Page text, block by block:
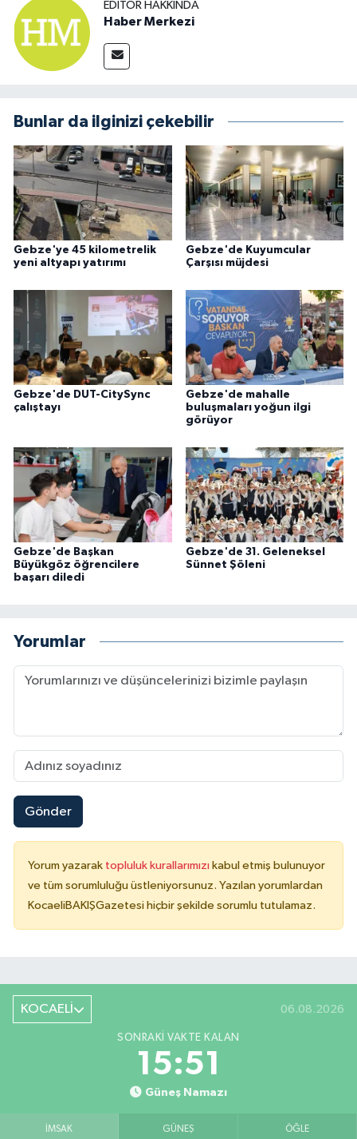
EDITÖR HAKKINDA
Haber Merkezi
Bunlar da ilginizi çekebilir
Gebze'ye 45 kilometrelik
yeni altyapı yatırımı
Gebze'de Kuyumcular
Çarşısı müjdesi
Gebze'de DUT-CitySync
çalıştayı
Gebze'de mahalle
buluşmaları yoğun ilgi
görüyor
Gebze'de Başkan
Büyükgöz öğrencilere
başarı diledi
Gebze'de 31. Geleneksel
Sünnet Şöleni
Yorumlar
Gönder
Yorum yazarak topluluk kurallarımızı kabul etmiş bulunuyor
ve tüm sorumluluğu üstleniyorsunuz. Yazılan yorumlardan
KocaeliBAKIŞGazetesi hiçbir şekilde sorumlu tutulamaz.
KOCAELİ 06.08.2026
SONRAKI VAKTE KALAN
15:51
Güneş Namazı
İMSAK GÜNEŞ ÖĞLE